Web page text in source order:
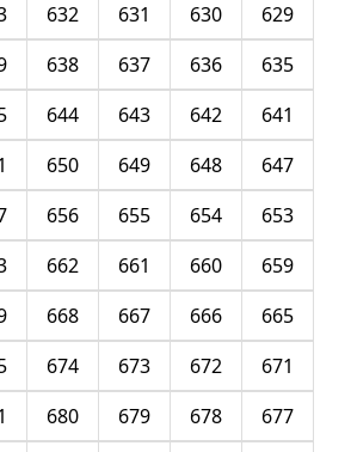
629
630
631
632
635
636
637
638
641
642
643
644
647
648
649
650
653
654
655
656
659
660
661
662
665
666
667
668
671
672
673
674
677
678
679
680